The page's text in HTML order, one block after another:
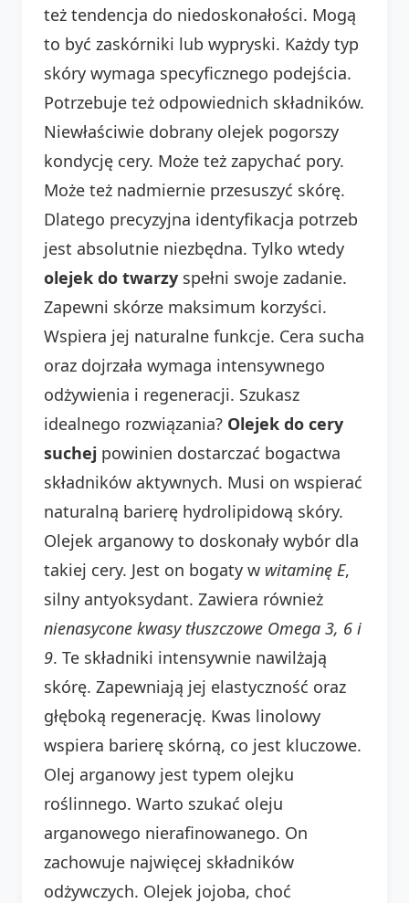
też tendencja do niedoskonałości. Mogą
to być zaskórniki lub wypryski. Każdy typ
skóry wymaga specyficznego podejścia.
Potrzebuje też odpowiednich składników.
Niewłaściwie dobrany olejek pogorszy
kondycję cery. Może też zapychać pory.
Może też nadmiernie przesuszyć skórę.
Dlatego precyzyjna identyfikacja potrzeb
jest absolutnie niezbędna. Tylko wtedy
olejek do twarzy spełni swoje zadanie.
Zapewni skórze maksimum korzyści.
Wspiera jej naturalne funkcje. Cera sucha
oraz dojrzała wymaga intensywnego
odżywienia i regeneracji. Szukasz
idealnego rozwiązania? Olejek do cery
suchej powinien dostarczać bogactwa
składników aktywnych. Musi on wspierać
naturalną barierę hydrolipidową skóry.
Olejek arganowy to doskonały wybór dla
takiej cery. Jest on bogaty w witaminę E,
silny antyoksydant. Zawiera również
nienasycone kwasy tłuszczowe Omega 3, 6 i
9. Te składniki intensywnie nawilżają
skórę. Zapewniają jej elastyczność oraz
głęboką regenerację. Kwas linolowy
wspiera barierę skórną, co jest kluczowe.
Olej arganowy jest typem olejku
roślinnego. Warto szukać oleju
arganowego nierafinowanego. On
zachowuje najwięcej składników
odżywczych. Olejek jojoba, choć